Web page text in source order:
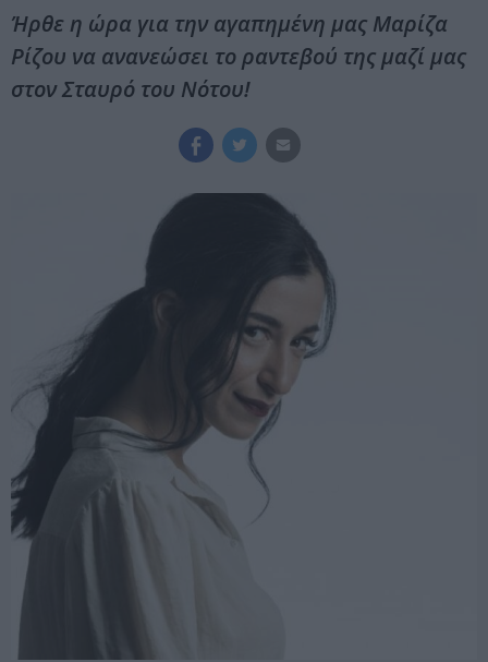
Ήρθε η ώρα για την αγαπημένη μας Μαρίζα
Ρίζου να ανανεώσει το ραντεβού της μαζί μας
στον Σταυρό του Νότου!